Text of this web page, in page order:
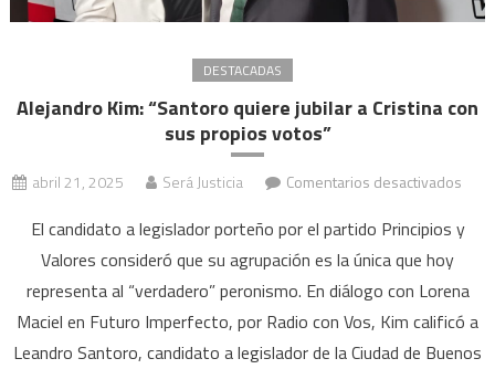
ira
DESTACADAS
Alejandro Kim: “Santoro quiere jubilar a Cristina con
sus propios votos”
abril 21, 2025 Será Justicia Comentarios desactivadosen
Kim:
a
El candidato a legislador porteño por el partido Principios y
Valores consideró que su agrupación es la única que hoy
representa al “verdadero” peronismo. En diálogo con Lorena
Maciel en Futuro Imperfecto, por Radio con Vos, Kim calificó a
Leandro Santoro, candidato a legislador de la Ciudad de Buenos